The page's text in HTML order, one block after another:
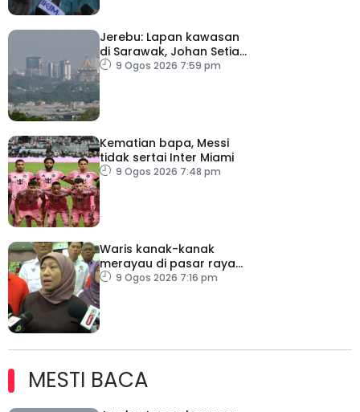
Jerebu: Lapan kawasan
di Sarawak, Johan Setia
di Selangor catat IPU
9 Ogos 2026 7:59 pm
Kematian bapa, Messi
tidak sertai Inter Miami
9 Ogos 2026 7:48 pm
Waris kanak-kanak
merayau di pasar raya
Terengganu diminta
9 Ogos 2026 7:16 pm
MESTI BACA